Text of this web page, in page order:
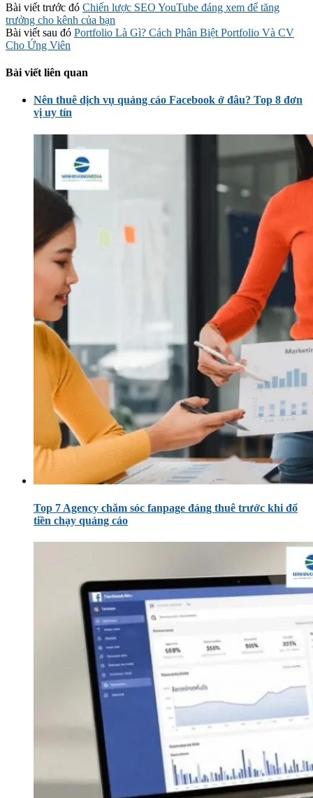
Bài viết trước đó Chiến lược SEO YouTube đáng xem để tăng
trưởng cho kênh của bạn
Bài viết sau đó Portfolio Là Gì? Cách Phân Biệt Portfolio Và CV
Cho Ứng Viên
Bài viết liên quan
Nên thuê dịch vụ quảng cáo Facebook ở đâu? Top 8 đơn
vị uy tín
Top 7 Agency chăm sóc fanpage đáng thuê trước khi đổ
tiền chạy quảng cáo